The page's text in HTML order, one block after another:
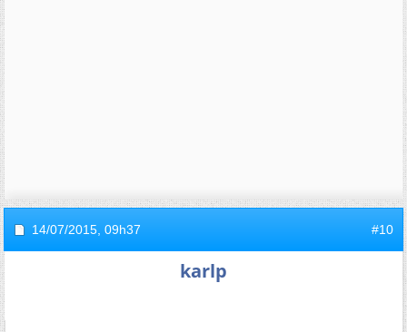
14/07/2015, 09h37 #10
karlp